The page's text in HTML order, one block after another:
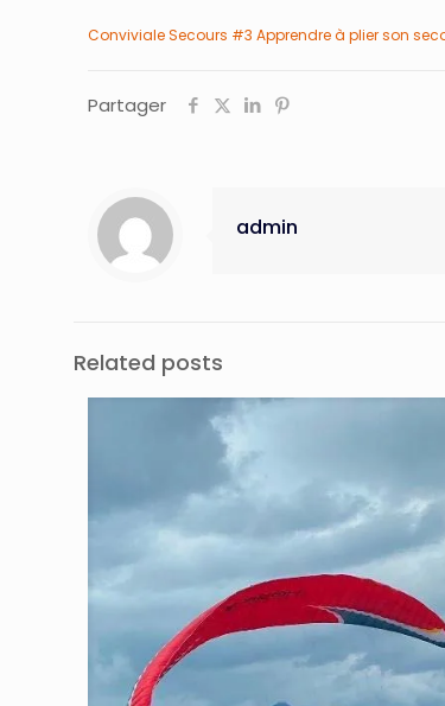
Conviviale Secours #3 Apprendre à plier son
Partager
admin
Related posts